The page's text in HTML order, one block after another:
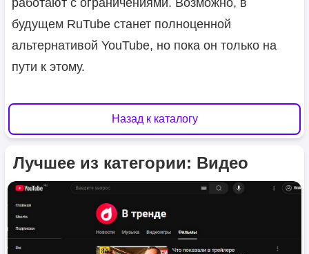
будущем RuTube станет полноценной
альтернативой YouTube, но пока он только на
пути к этому.
Назад к каталогу
Лучшее из категории: Видео